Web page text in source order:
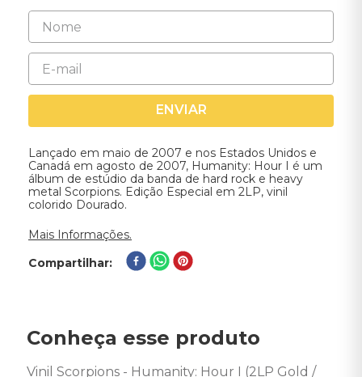
ENVIAR
Lançado em maio de 2007 e nos Estados Unidos e
Canadá em agosto de 2007, Humanity: Hour I é um
álbum de estúdio da banda de hard rock e heavy
metal Scorpions. Edição Especial em 2LP, vinil
colorido Dourado.
Mais Informações.
Compartilhar
Conheça esse produto
Vinil Scorpions - Humanity: Hour I (2LP Gold /